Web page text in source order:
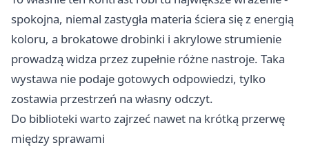
spokojna, niemal zastygła materia ściera się z energią
koloru, a brokatowe drobinki i akrylowe strumienie
prowadzą widza przez zupełnie różne nastroje. Taka
wystawa nie podaje gotowych odpowiedzi, tylko
zostawia przestrzeń na własny odczyt.
Do biblioteki warto zajrzeć nawet na krótką przerwę
między sprawami